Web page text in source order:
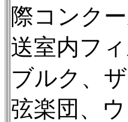
際コンク
送室内フ
ブルク、
弦楽団、